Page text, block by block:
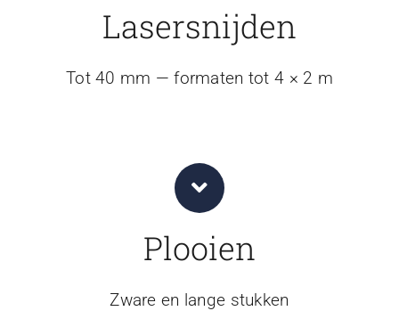
Lasersnijden
Tot 40 mm — formaten tot 4 × 2 m
Plooien
Zware en lange stukken